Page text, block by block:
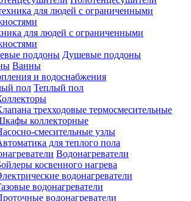
для людей с ограниченными
Душевые поддоны
Ванны
и водоснабжения
Теплый пол
трехходовые термосмесительные
коллекторные
смесительные узлы
для теплого пола
Водонагреватели
косвенного нагрева
водонагреватели
водонагреватели
водонагреватели